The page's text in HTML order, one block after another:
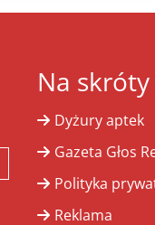
Na skróty
Dyżury aptek
Gazeta Głos
Polityka
Reklama